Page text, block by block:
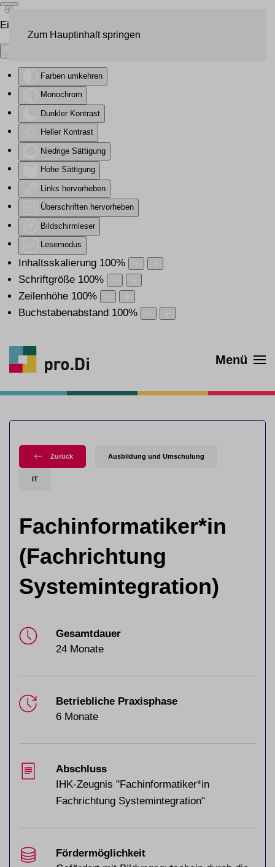
Eingabehilfen öffnen
Farben umkehren
Monochrom
Dunkler Kontrast
Heller Kontrast
Niedrige Sättigung
Hohe Sättigung
Links hervorheben
Überschriften hervorheben
Bildschirmleser
Lesemodus
Inhaltsskalierung 100%
Schriftgröße 100%
Zeilenhöhe 100%
Buchstabenabstand 100%
Zum Hauptinhalt springen
Menü
Zurück Ausbildung und Umschulung
IT
Fachinformatiker*in
(Fachrichtung
Systemintegration)
Gesamtdauer
24 Monate
Betriebliche Praxisphase
6 Monate
Abschluss
IHK-Zeugnis "Fachinformatiker*in
Fachrichtung Systemintegration"
Fördermöglichkeit